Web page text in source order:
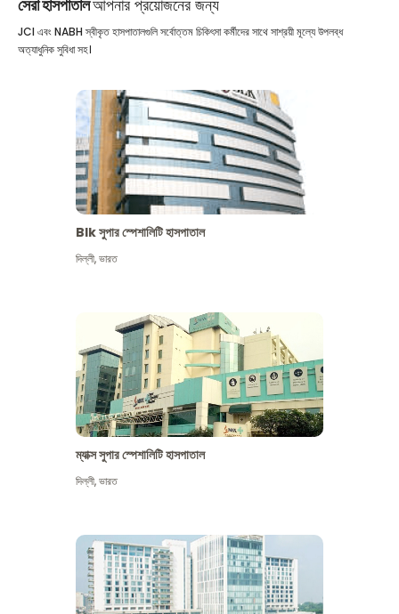
সেরা হাসপাতালআপনার প্রয়োজনের জন্য
JCI এবং NABH স্বীকৃত হাসপাতালগুলি সর্বোত্তম চিকিৎসা কর্মীদের সাথে সাশ্রয়ী মূল্যে উপলব্ধ
অত্যাধুনিক সুবিধা সহ।
Blk সুপার স্পেশালিটি হাসপাতাল
দিল্লী,ভারত
ম্যাক্স সুপার স্পেশালিটি হাসপাতাল
দিল্লী,ভারত